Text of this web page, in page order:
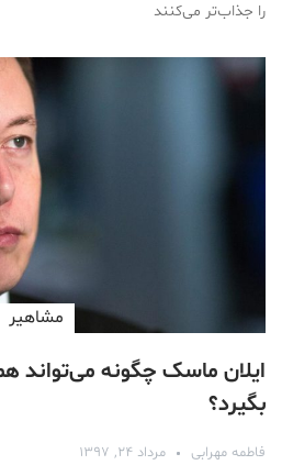
را جذاب‌تر می‌کنند
مشاهیر
ایلان ماسک چگونه می‌تواند
بگیرد؟
فاطمه مهرابی مرداد ۲۴, ۱۳۹۷